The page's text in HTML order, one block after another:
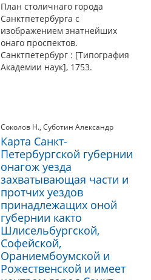
План столичнаго города
Санктпетербурга с
изображением знатнейших
онаго проспектов.
Санктпетербург : [Типография
Академии наук], 1753.
Соколов Н., Суботин Александр
Карта Санкт-
Петербургской губернии
онагож уезда
захватывающая части и
протчих уездов
принадлежащих оной
губернии както
Шлисельбургской,
Софейской,
Ораниембоумской и
Рожественской и имеет